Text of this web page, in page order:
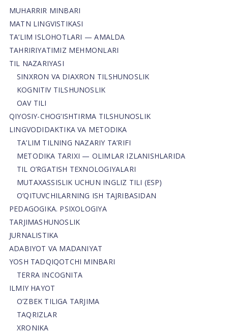
MUHARRIR MINBARI
MATN LINGVISTIKASI
TA’LIM ISLOHOTLARI — AMALDA
TAHRIRIYATIMIZ MEHMONLARI
TIL NAZARIYASI
SINXRON VA DIAXRON TILSHUNOSLIK
KOGNITIV TILSHUNOSLIK
OAV TILI
QIYOSIY-CHOG‘ISHTIRMA TILSHUNOSLIK
LINGVODIDAKTIKA VA METODIKA
TA’LIM TILNING NAZARIY TA’RIFI
METODIKA TARIXI — OLIMLAR IZLANISHLARIDA
TIL O’RGATISH TEXNOLOGIYALARI
MUTAXASSISLIK UCHUN INGLIZ TILI (ESP)
O’QITUVCHILARNING ISH TAJRIBASIDAN
PEDAGOGIKA. PSIXOLOGIYA
TARJIMASHUNOSLIK
JURNALISTIKA
ADABIYOT VA MADANIYAT
YOSH TADQIQOTCHI MINBARI
TERRA INCOGNITA
ILMIY HAYOT
O’ZBEK TILIGA TARJIMA
TAQRIZLAR
XRONIKA